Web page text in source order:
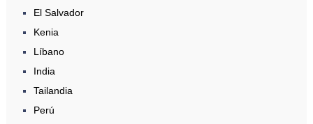
El Salvador
Kenia
Líbano
India
Tailandia
Perú